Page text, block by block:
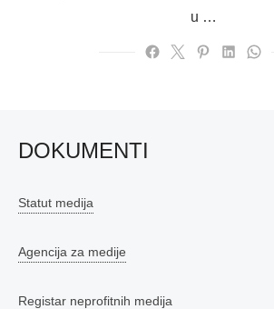
u …
DOKUMENTI
Statut medija
Agencija za medije
Registar neprofitnih medija